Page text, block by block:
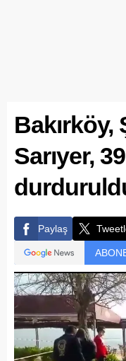
Bakırköy,
Sarıyer,
Paylaş